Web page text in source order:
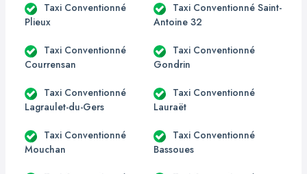
Taxi Conventionné
Plieux
Taxi Conventionné Saint-
Antoine 32
Taxi Conventionné
Courrensan
Taxi Conventionné
Gondrin
Taxi Conventionné
Lagraulet-du-Gers
Taxi Conventionné
Lauraët
Taxi Conventionné
Mouchan
Taxi Conventionné
Bassoues